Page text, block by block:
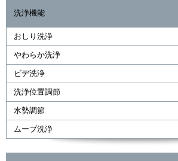
洗浄機能
おしり洗浄
やわらか洗浄
ビデ洗浄
洗浄位置調節
水勢調節
ムーブ洗浄